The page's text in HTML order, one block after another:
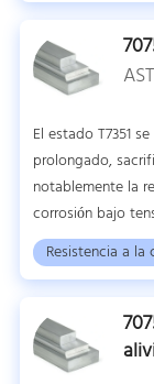
El estado T7351
prolongado,
notablemente la
corrosión bajo
Resistencia a la